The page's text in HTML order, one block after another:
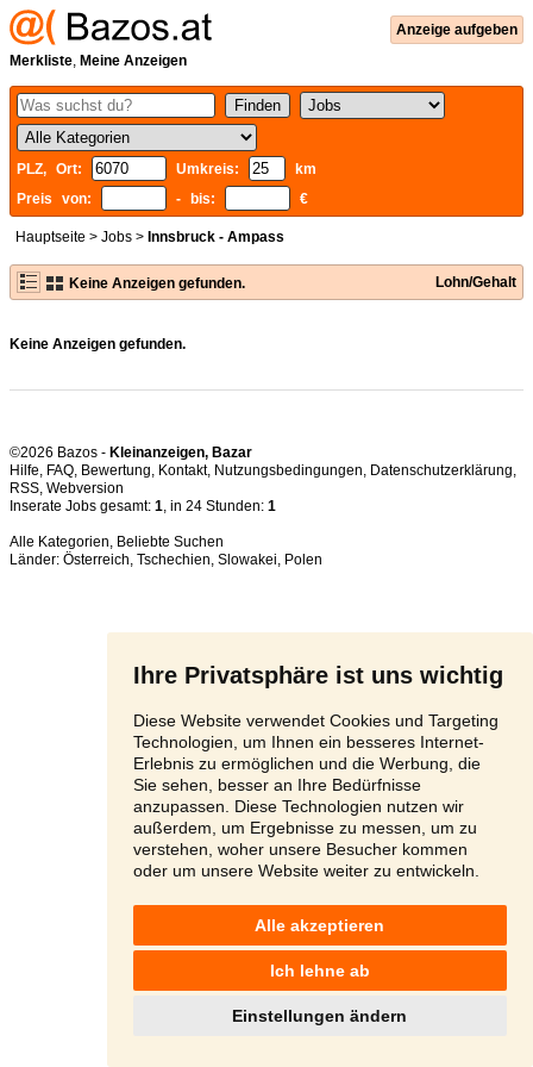
Ihre Privatsphäre ist uns wichtig
Diese Website verwendet Cookies und Targeting
Technologien, um Ihnen ein besseres Internet-
Erlebnis zu ermöglichen und die Werbung, die
Sie sehen, besser an Ihre Bedürfnisse
anzupassen. Diese Technologien nutzen wir
außerdem, um Ergebnisse zu messen, um zu
verstehen, woher unsere Besucher kommen
oder um unsere Website weiter zu entwickeln.
Alle akzeptieren
Ich lehne ab
Einstellungen ändern
Anzeige aufgeben
Merkliste, Meine Anzeigen
PLZ, Ort: Umkreis:
km
Preis von:
- bis: €
Hauptseite > Jobs > Innsbruck - Ampass
Keine Anzeigen gefunden. Lohn/Gehalt
Keine Anzeigen gefunden.
©2026 Bazos - Kleinanzeigen, Bazar
Hilfe, FAQ, Bewertung, Kontakt, Nutzungsbedingungen, Datenschutzerklärung,
RSS,
Inserate Jobs gesamt: 1, in 24 Stunden: 1
Alle Kategorien, Beliebte Suchen
Länder: Österreich, Tschechien, Slowakei, Polen